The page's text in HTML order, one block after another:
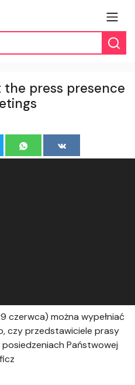
press presence
czerwca) można wypełniać
czy przedstawiciele prasy
Państwowej